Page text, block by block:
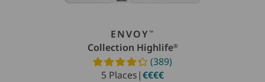
ENVOY™
Collection Highlife®
Read reviews
(389)
5 Places |€€€€